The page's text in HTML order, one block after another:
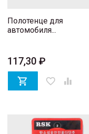
Полотенце для
автомобиля...
117,30 ₽
 favorite_border 